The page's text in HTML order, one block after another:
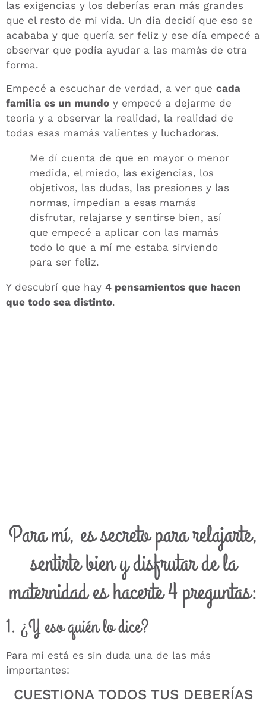
las exigencias y los deberías eran más grandes
que el resto de mi vida. Un día decidí que eso se
acababa y que quería ser feliz y ese día empecé a
observar que podía ayudar a las mamás de otra
forma.
Empecé a escuchar de verdad, a ver que cada
familia es un mundo y empecé a dejarme de
teoría y a observar la realidad, la realidad de
todas esas mamás valientes y luchadoras.
Me dí cuenta de que en mayor o menor
medida, el miedo, las exigencias, los
objetivos, las dudas, las presiones y las
normas, impedían a esas mamás
disfrutar, relajarse y sentirse bien, así
que empecé a aplicar con las mamás
todo lo que a mí me estaba sirviendo
para ser feliz.
Y descubrí que hay 4 pensamientos que hacen
que todo sea distinto.
Para mí, es secreto para relajarte,
sentirte bien y disfrutar de la
maternidad es hacerte 4 preguntas:
1. ¿Y eso quién lo dice?
Para mí está es sin duda una de las más
importantes:
CUESTIONA TODOS TUS DEBERÍAS